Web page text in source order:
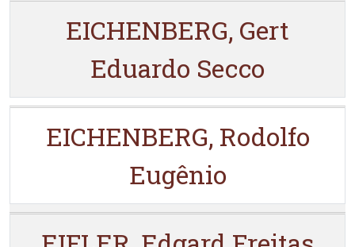
EICHENBERG, Gert
Eduardo Secco
EICHENBERG, Rodolfo
Eugênio